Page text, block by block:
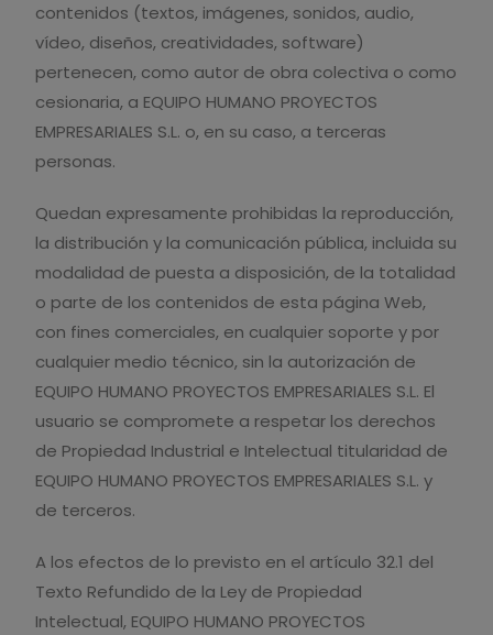
contenidos (textos, imágenes, sonidos, audio,
vídeo, diseños, creatividades, software)
pertenecen, como autor de obra colectiva o como
cesionaria, a EQUIPO HUMANO PROYECTOS
EMPRESARIALES S.L. o, en su caso, a terceras
personas.
Quedan expresamente prohibidas la reproducción,
la distribución y la comunicación pública, incluida su
modalidad de puesta a disposición, de la totalidad
o parte de los contenidos de esta página Web,
con fines comerciales, en cualquier soporte y por
cualquier medio técnico, sin la autorización de
EQUIPO HUMANO PROYECTOS EMPRESARIALES S.L. El
usuario se compromete a respetar los derechos
de Propiedad Industrial e Intelectual titularidad de
EQUIPO HUMANO PROYECTOS EMPRESARIALES S.L. y
de terceros.
A los efectos de lo previsto en el artículo 32.1 del
Texto Refundido de la Ley de Propiedad
Intelectual, EQUIPO HUMANO PROYECTOS